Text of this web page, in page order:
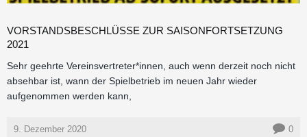
VORSTANDSBESCHLÜSSE ZUR SAISONFORTSETZUNG
2021
Sehr geehrte Vereinsvertreter*innen, auch wenn derzeit noch nicht
absehbar ist, wann der Spielbetrieb im neuen Jahr wieder
aufgenommen werden kann,
9. Dezember 2020 0